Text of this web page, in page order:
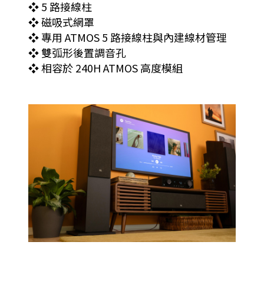
❖ 5 路接線柱
❖ 磁吸式網罩
❖ 專用 ATMOS 5 路接線柱與內建線材管理
❖ 雙弧形後置調音孔
❖ 相容於 240H ATMOS 高度模組